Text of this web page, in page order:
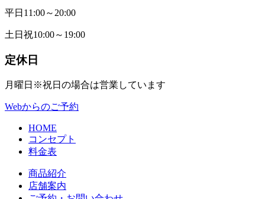
平日 11:00～20:00
土日祝10:00～19:00
定休日
月曜日 ※祝日の場合は営業しています
Webからのご予約
HOME
コンセプト
料金表
商品紹介
店舗案内